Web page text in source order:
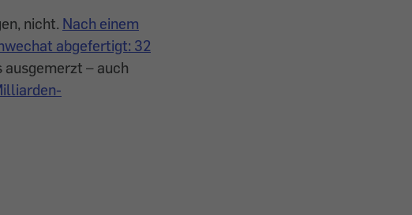
nicht. Nach einem
abgefertigt: 32
– auch